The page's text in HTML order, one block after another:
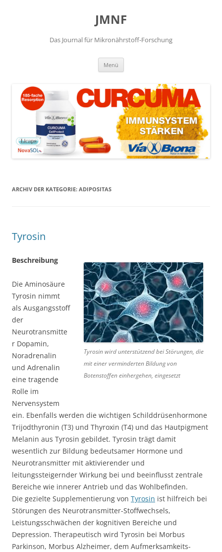
JMNF
Das Journal für Mikronährstoff-Forschung
Menü
ARCHIV DER KATEGORIE: ADIPOSITAS
Tyrosin
Tyrosin wird unterstützend bei Störungen, die
mit einer verminderten Bildung von
Botenstoffen einhergehen, eingesetzt
Beschreibung
Die Aminosäure
Tyrosin nimmt
als Ausgangsstoff
der
Neurotransmitte
r Dopamin,
Noradrenalin
und Adrenalin
eine tragende
Rolle im
Nervensystem
ein. Ebenfalls werden die wichtigen Schilddrüsenhormone
Trijodthyronin (T3) und Thyroxin (T4) und das Hautpigment
Melanin aus Tyrosin gebildet. Tyrosin trägt damit
wesentlich zur Bildung bedeutsamer Hormone und
Neurotransmitter mit aktivierender und
leitungssteigernder Wirkung bei und beeinflusst zentrale
Bereiche wie innerer Antrieb und das Wohlbefinden.
Die gezielte Supplementierung von Tyrosin ist hilfreich bei
Störungen des Neurotransmitter-Stoffwechsels,
Leistungsschwächen der kognitiven Bereiche und
Depression. Therapeutisch wird Tyrosin bei Morbus
Parkinson, Morbus Alzheimer, dem Aufmerksamkeits-